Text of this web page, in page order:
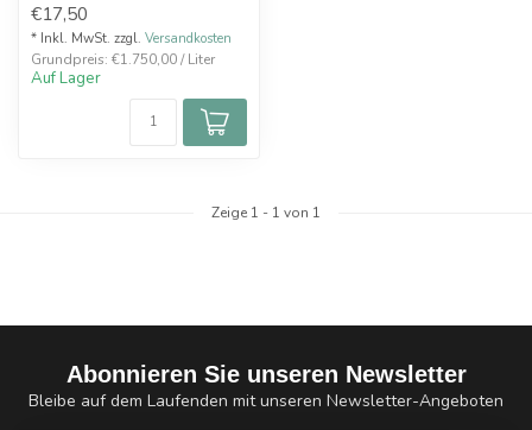
ve...
€17,50
* Inkl. MwSt. zzgl. Versandkosten
Grundpreis: €1.750,00 / Liter
Auf Lager
Zeige 1 - 1 von 1
Abonnieren Sie unseren Newsletter
Bleibe auf dem Laufenden mit unseren Newsletter-Angeboten